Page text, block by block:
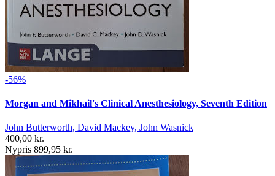
-56%
Morgan and Mikhail's Clinical Anesthesiology, Seventh Edition
John Butterworth, David Mackey, John Wasnick
400,00 kr.
Nypris 899,95 kr.